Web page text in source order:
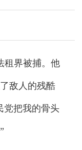
界被捕。他
敌人的残酷
党把我的骨头